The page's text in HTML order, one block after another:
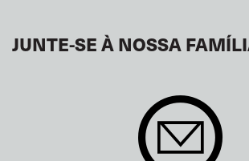
JUNTE-SE À NOSSA